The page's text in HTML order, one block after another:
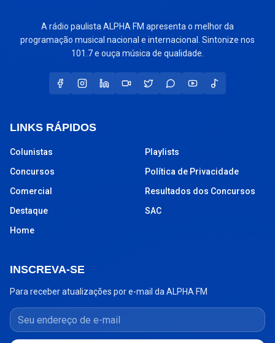
A rádio paulista ALPHA FM apresenta o melhor da
programação musical nacional e internacional. Sintonize nos
101.7 e ouça música de qualidade.
LINKS RÁPIDOS
Colunistas
Concursos
Comercial
Destaque
Home
Playlists
Política de Privacidade
Resultados dos Concursos
SAC
INSCREVA-SE
Para receber atualizações por e-mail da ALPHA FM
Seu endereço de e-mail